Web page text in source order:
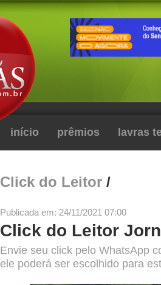
início prêmios lavras
Click do Leitor /
Publicada em: 24/11/2021 07:00
Click do Leitor
Envie seu click pelo WhatsApp
ele poderá ser escolhido para